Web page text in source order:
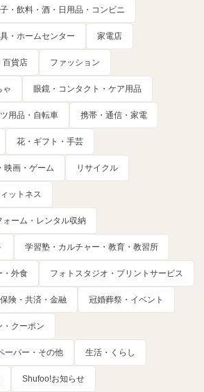
・飲料・酒・日用品・コンビニ
・ホームセンター 家電店
百貨店 ファッション
ゃ 眼鏡・コンタクト・ケア用品
用品・自転車 携帯・通信・家電
花・ギフト・手芸
映画・ゲーム リサイクル
ットネス
ーム・レンタル収納
学習塾・カルチャー・教育・教習所
・外食 フォトスタジオ・プリントサービス
保険・共済・金融 冠婚葬祭・イベント
・クーポン
ーパー・その他 生活・くらし
Shufoo!お知らせ